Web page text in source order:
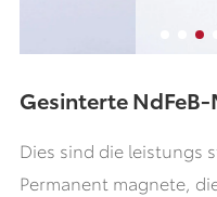
Gesinterte
Dies sind die leistungs
Permanent magnete,